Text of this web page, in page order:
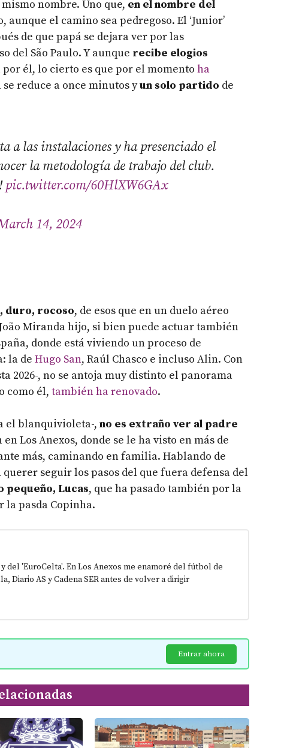
nombre. Uno que, en el nombre del
el camino sea pedregoso. El ‘Junior’
de que papá se dejara ver por las
del São Paulo. Y aunque recibe elogios
él, lo cierto es que por el momento ha
reduce a once minutos yun solo partido de
a las instalaciones y ha presenciado el
la metodología de trabajo del club.
pic.twitter.com/60HlXW6GAx
14, 2024
duro, rocoso, de esos que en un duelo aéreo
Miranda hijo, si bien puede actuar también
donde está viviendo un proceso de
la de Hugo San, Raúl Chasco e incluso Alin. Con
2026-, no se antoja muy distinto el panorama
como él, también ha renovado.
el blanquivioleta-, no es extraño ver al padre
Los Anexos, donde se le ha visto en más de
más, caminando en familia. Hablando de
seguir los pasos del que fuera defensa del
pequeño, Lucas, que ha pasado también por la
la pasda Copinha.
del 'EuroCelta'. En Los Anexos me enamoré del fútbol de
Diario AS y Cadena SER antes de volver a dirigir
Entrar ahora